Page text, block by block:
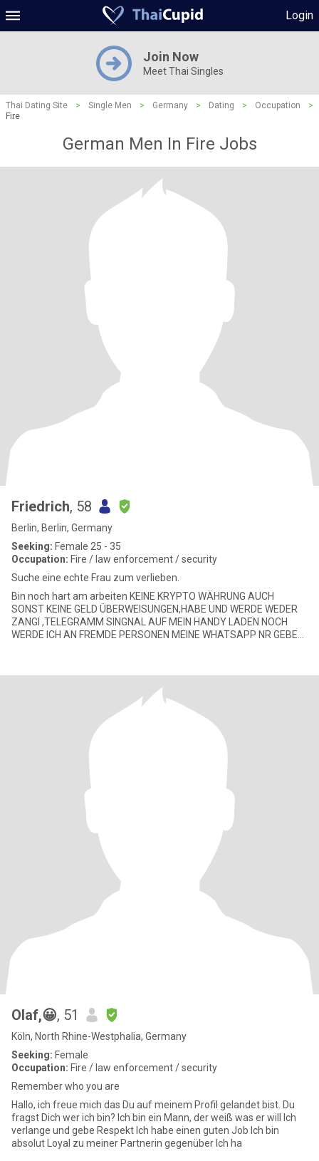
Login
Join Now
Meet Thai Singles
Thai Dating Site > Single Men > Germany > Dating > Occupation
>
Fire
German Men In Fire Jobs
Friedrich, 58
Berlin, Berlin, Germany
Seeking: Female 25 - 35
Occupation: Fire / law enforcement / security
Suche eine echte Frau zum verlieben.
Bin noch hart am arbeiten KEINE KRYPTO WÄHRUNG AUCH
SONST KEINE GELD ÜBERWEISUNGEN,HABE UND WERDE WEDER
ZANGI ,TELEGRAMM SINGNAL AUF MEIN HANDY LADEN NOCH
WERDE ICH AN FREMDE PERSONEN MEINE WHATSAPP NR GEBEN.
Olaf,😀, 51
Köln, North Rhine-Westphalia, Germany
Seeking: Female
Occupation: Fire / law enforcement / security
Remember who you are
Hallo, ich freue mich das Du auf meinem Profil gelandet bist. Du
fragst Dich wer ich bin? Ich bin ein Mann, der weiß was er will Ich
verlange und gebe Respekt Ich habe einen guten Job Ich bin
absolut Loyal zu meiner Partnerin gegenüber Ich ha